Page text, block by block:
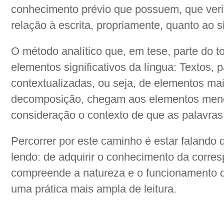
conhecimento prévio que possuem, que
relação à escrita, propriamente, quanto ao
O método analítico que, em tese, parte do
elementos significativos da língua: Textos,
contextualizadas, ou seja, de elementos
decomposição, chegam aos elementos
consideração o contexto de que as
Percorrer por este caminho é estar falando
lendo: de adquirir o conhecimento da
compreende a natureza e o funcionamento
uma prática mais ampla de leitura.